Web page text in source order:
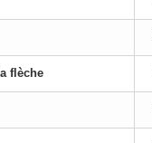
flèche